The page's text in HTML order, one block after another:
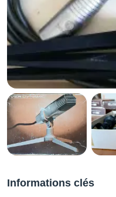
Informations clés